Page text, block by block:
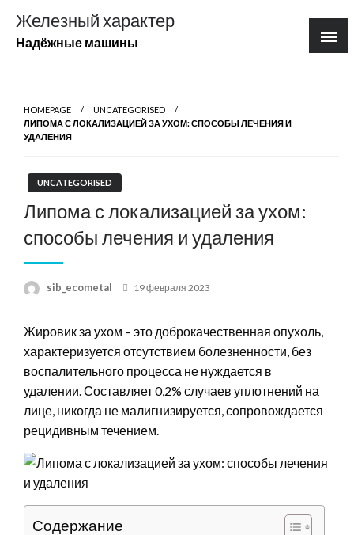
содержимому
Железный характер
Надёжные машины
HOMEPAGE
UNCATEGORISED
ЛИПОМА С ЛОКАЛИЗАЦИЕЙ ЗА УХОМ: СПОСОБЫ ЛЕЧЕНИЯ И
УДАЛЕНИЯ
UNCATEGORISED
Липома с локализацией за ухом:
способы лечения и удаления
sib_ecometal
Posted
19 февраля 2023
Жировик за ухом – это доброкачественная опухоль,
характеризуется отсутствием болезненности, без
воспалительного процесса не нуждается в
удалении. Составляет 0,2% случаев уплотнений на
лице, никогда не малигнизируется, сопровождается
рецидивным течением.
Содержание